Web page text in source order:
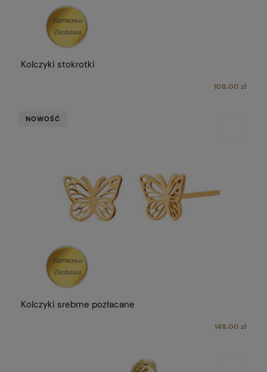
Kolczyki stokrotki
109,00 zł
Kolczyki srebrne pozłacane
149,00 zł
NOWOŚĆ